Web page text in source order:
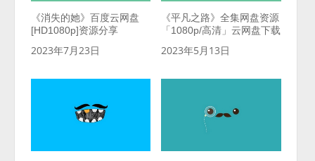
《消失的她》百度云网盘
[HD1080p]资源分享
2023年7月23日
《平凡之路》全集网盘资源
「1080p/高清」云网盘下载
2023年5月13日